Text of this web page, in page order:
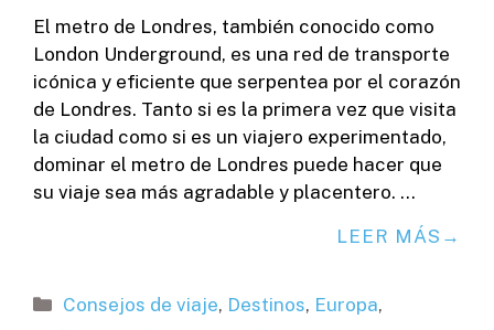
El metro de Londres, también conocido como
London Underground, es una red de transporte
icónica y eficiente que serpentea por el corazón
de Londres. Tanto si es la primera vez que visita
la ciudad como si es un viajero experimentado,
dominar el metro de Londres puede hacer que
su viaje sea más agradable y placentero. …
LEER MÁS
Categorías
Consejos de viaje, Destinos, Europa,